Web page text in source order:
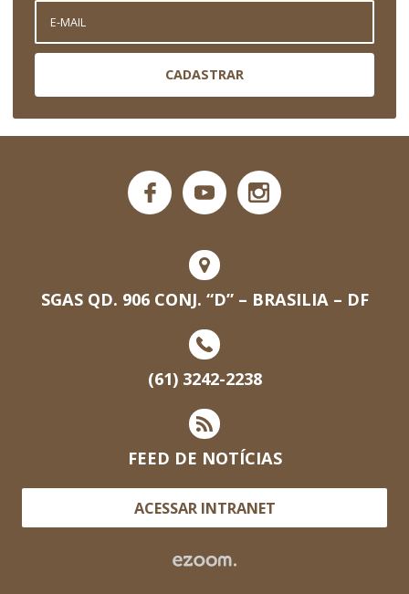
CADASTRAR
SGAS QD. 906 CONJ. “D” – BRASILIA – DF
(61) 3242-2238
FEED DE NOTÍCIAS
ACESSAR INTRANET